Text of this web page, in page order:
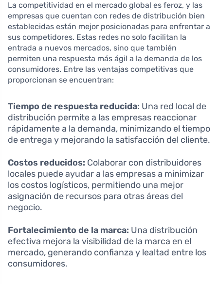
La competitividad en el mercado global es feroz, y las
empresas que cuentan con redes de distribución bien
establecidas están mejor posicionadas para enfrentar a
sus competidores. Estas redes no solo facilitan la
entrada a nuevos mercados, sino que también
permiten una respuesta más ágil a la demanda de los
consumidores. Entre las ventajas competitivas que
proporcionan se encuentran:
Tiempo de respuesta reducida: Una red local de
distribución permite a las empresas reaccionar
rápidamente a la demanda, minimizando el tiempo
de entrega y mejorando la satisfacción del cliente.
Costos reducidos: Colaborar con distribuidores
locales puede ayudar a las empresas a minimizar
los costos logísticos, permitiendo una mejor
asignación de recursos para otras áreas del
negocio.
Fortalecimiento de la marca: Una distribución
efectiva mejora la visibilidad de la marca en el
mercado, generando confianza y lealtad entre los
consumidores.